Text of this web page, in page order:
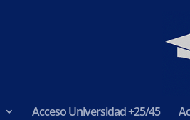
Acceso Universidad +25/45